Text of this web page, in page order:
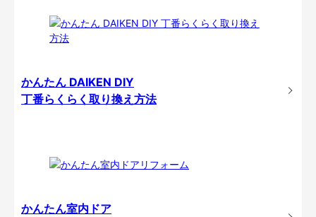
かんたん DAIKEN DIY
丁番らくらく取り換え方法
かんたん室内ドア